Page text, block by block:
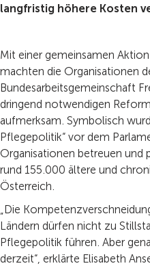
langfristig höhere Kosten
Mit einer gemeinsamen
machten die Organisationen
Bundesarbeitsgemeinschaft
dringend notwendigen
aufmerksam. Symbolisch
Pflegepolitik“ vor dem
Organisationen betreuen und
rund 155.000 ältere und
Österreich.
„Die
Ländern dürfen nicht zu
Pflegepolitik führen. Aber
derzeit“, erklärte Elisabeth